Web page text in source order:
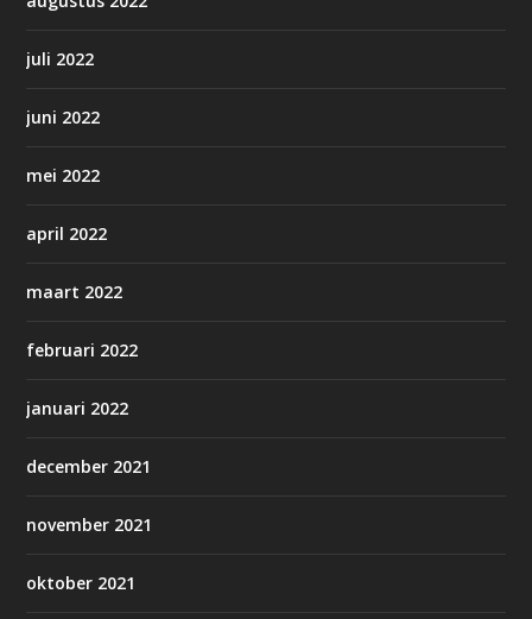
juli 2022
juni 2022
mei 2022
april 2022
maart 2022
februari 2022
januari 2022
december 2021
november 2021
oktober 2021